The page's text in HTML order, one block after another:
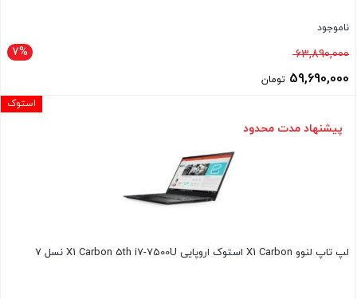
ناموجود
7% 63,890,000قیمت
اصلی59,690,000 تومان
فعلی
پیشنهاد مدت محدود
لپ تاپ لنوو X1 Carbon استوک اروپایی X1 Carbon 5th i7-7500U نسل 7
استوک